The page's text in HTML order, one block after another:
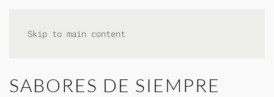
Skip to main content
SABORES DE SIEMPRE